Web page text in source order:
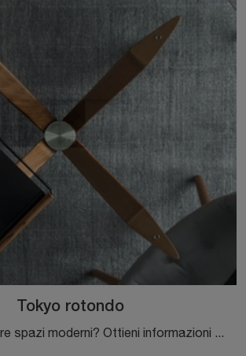
Tokyo rotondo
Vuoi impreziosire spazi moderni? Ottieni informazioni sui tavoli moderni fissi: il modello da pranzo Tokyo rotondo ti sta aspettando.